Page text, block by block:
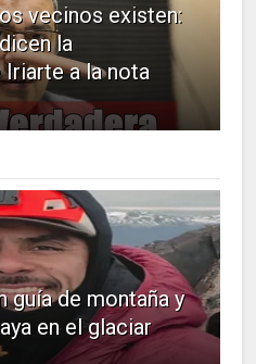
vecinos existen:
la
a la nota
guía de montaña y
en el glaciar